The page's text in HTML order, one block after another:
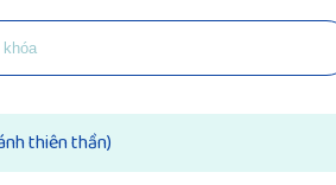
thiên thần)